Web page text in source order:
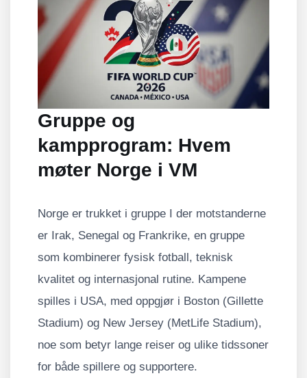
Gruppe og
kampprogram: Hvem
møter Norge i VM
Norge er trukket i gruppe I der motstanderne
er Irak, Senegal og Frankrike, en gruppe
som kombinerer fysisk fotball, teknisk
kvalitet og internasjonal rutine. Kampene
spilles i USA, med oppgjør i Boston (Gillette
Stadium) og New Jersey (MetLife Stadium),
noe som betyr lange reiser og ulike tidssoner
for både spillere og supportere.